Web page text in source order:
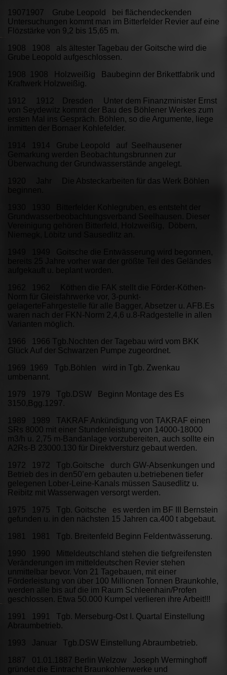
19071907 Grube Leopold bei flächendeckenden
Untersuchungen kommt man im Bitterfelder Revier auf eine
Flözstärke von 9,2 bis 15,65 m.
1908 1908 als ältester Tagebau der Goitsche wird die
Grube Leopold aufgeschlossen.
1908 1908 Holzweißig Baubeginn der Brikettfabrik und
Kraftwerk Holzweißig.
1912 1912 Dresden Unter dem Finanzminister Ernst
von Seydewitz kommt der Bau des Böhlener Werkes zum
ersten Mal ins Gespräch. Böhlen, so die Argumente, liege
inmitten der Bornaer Kohlefelder.
1914 1914 Grube Leopold auf Seelhausener
Gemarkung werden Beobachtungsbrunnen zur
Überwachung der Grundwasserstände angelegt.
1920 Jahr Die Absteckarbeiten für das Werk Böhlen
Grundwasserbeobachtungsverband Seelhausen. Dieser
Vereinigung gehören Bitterfeld, Holzweißig, Döbern,
1949 1949 Goitsche die Entwässerung wird begonnen,
bereits 25 Jahre vorher war der größte Teil des Geländes
aufgekauft u. beplant worden.
1962 1962 Köthen die FAK stellt die Förder-Köthen-
Norm für Gleisfahrwerke vor, 3-punkt-
gelagerteFahrgestelle für alle Bagger, Absetzer u. AFB.Es
waren nach der FKN-Norm 2,4,6 u.8-Radgestelle in allen
Varianten möglich.
1966 1966 Tgb.Nochten der Tagebau wird vom BKK
Glück Auf der Schwarzen Pumpe zugeordnet.
1969 1969 Tgb.Böhlen wird in Tgb. Zwenkau
umbenannt.
1979 1979 Tgb.DSW Beginn Montage des Es
3150,Bgg.1297.
1989 1989 TAKRAF Ankündigung von TAKRAF einen
SRs 8000 mit einer Stundenleistung von 14000-18000
m3/h u. 2,75 m-Bandanlage vorzubereiten, auch sollte ein
A2Rs-B 23000.130 für Direktversturz gebaut werden.
1972 1972 Tgb.Goitsche durch GW-Absenkungen und
Betrieb des in den50’ern gebauten u.betriebenen tiefer
gelegenen Lober-Leine-Kanals müssen Sausedlitz u.
Reibitz mit Wasserwagen versorgt werden.
1975 1975 Tgb. Goitsche es werden im BF III Bernstein
gefunden u. in den nächsten 15 Jahren ca.400 t abgebaut.
1981 1981 Tgb. Breitenfeld Beginn Feldentwässerung.
1990 1990 Mitteldeutschland stehen die tiefgreifensten
Veränderungen im mitteldeutschen Revier stehen
unmittelbar bevor. Von 21 Tagebauen, mit einer
Förderleistung von über 100 Millionen Tonnen Braunkohle,
werden alle bis auf die im Raum Schleenhain/Profen
geschlossen. Etwa 50.000 Kumpel verlieren ihre Arbeit!!!
1991 1991 Tgb. Merseburg-Ost I. Quartal Einstellung
Abraumbetrieb.
1993 Januar Tgb.DSW Einstellung Abraumbetrieb.
1887 01.01.1887 Berlin Welzow Joseph Werminghoff
gründet die Eintracht Braunkohlenwerke und